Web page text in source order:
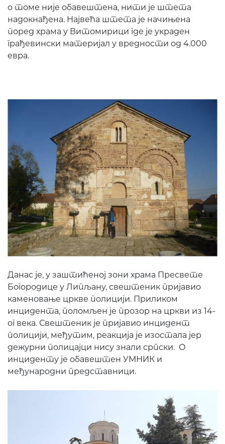
о томе није обавештена, нити је штета
надокнађена. Највећа штета је начињена
поред храма у Витомирици где је украден
грађевински материјал у вредности од 4.000
евра.
Данас је, у заштићеној зони храма Пресвете
Богородице у Липљану, свештеник пријавио
каменовање цркве полицији. Приликом
инцидента, поломљен је прозор на цркви из 14-
ог века. Свештеник је пријавио инцидент
полицији, међутим, реакција је изостала јер
дежурни полицајци нису знали српски. О
инциденту је обавештен УМНИК и
међународни представници.